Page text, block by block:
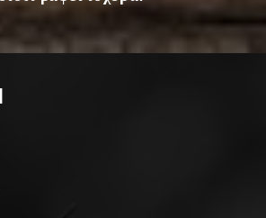
τερπένε
αλειφατ